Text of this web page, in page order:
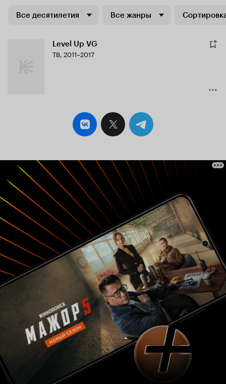
Все десятилетия Все жанры
Level Up VG
ТВ, 2011–2017